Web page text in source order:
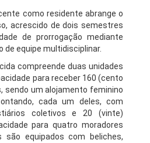
como residente abrange o
acrescido de dois semestres
de prorrogação mediante
de equipe multidisciplinar.
compreende duas unidades
para receber 160 (cento
sendo um alojamento feminino
cada um deles, com
coletivos e 20 (vinte)
para quatro moradores
são equipados com beliches,